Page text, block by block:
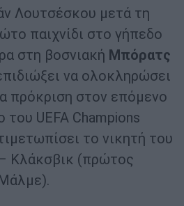
Λουτσέσκου μετά τη
παιχνίδι στο γήπεδο
στη βοσνιακή Μπόρατς
να ολοκληρώσει
πρόκριση στον επόμενο
του UEFA Champions
το νικητή του
Κλάκσβικ (πρώτος